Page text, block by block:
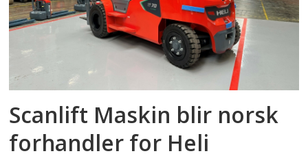
Scanlift Maskin blir norsk
forhandler for Heli